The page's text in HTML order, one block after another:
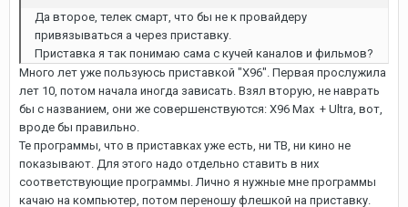
Да второе, телек смарт, что бы не к провайдеру
привязываться а через приставку.
Приставка я так понимаю сама с кучей каналов и фильмов?
Много лет уже пользуюсь приставкой "Х96". Первая прослужила
лет 10, потом начала иногда зависать. Взял вторую, не наврать
бы с названием, они же совершенствуются: X96 Max + Ultra, вот,
вроде бы правильно.
Те программы, что в приставках уже есть, ни ТВ, ни кино не
показывают. Для этого надо отдельно ставить в них
соответствующие программы. Лично я нужные мне программы
качаю на компьютер, потом переношу флешкой на приставку.